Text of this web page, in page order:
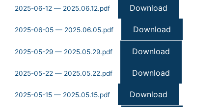
2025-06-12 — 2025.06.12.pdf Download
2025-06-05 — 2025.06.05.pdf Download
2025-05-29 — 2025.05.29.pdf Download
2025-05-22 — 2025.05.22.pdf Download
2025-05-15 — 2025.05.15.pdf Download